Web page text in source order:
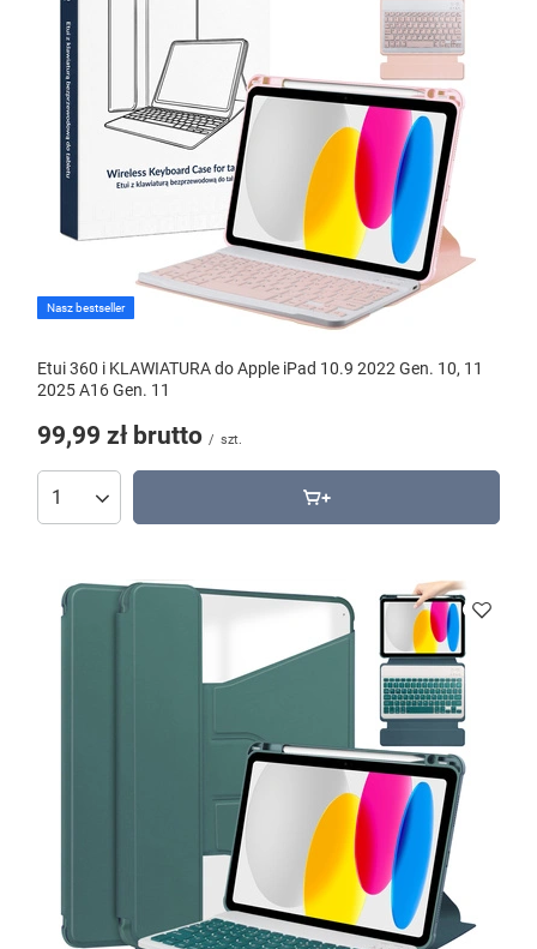
Nasz bestseller
Etui 360 i KLAWIATURA do Apple iPad 10.9 2022 Gen. 10, 11
2025 A16 Gen. 11
99,99 zł brutto / szt.